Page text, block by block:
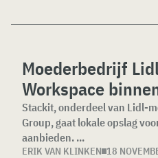
Moederbedrijf
Workspace
Stackit, onderdeel van Lidl-
Group, gaat lokale opslag
aanbieden. ...
ERIK VAN KLINKEN 18